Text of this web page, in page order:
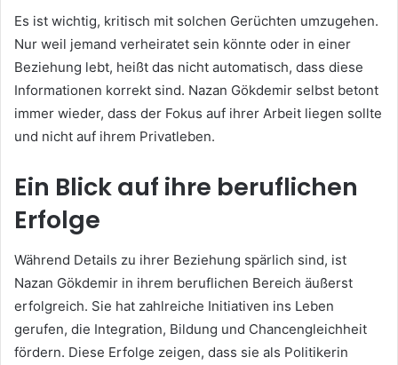
Es ist wichtig, kritisch mit solchen Gerüchten umzugehen.
Nur weil jemand verheiratet sein könnte oder in einer
Beziehung lebt, heißt das nicht automatisch, dass diese
Informationen korrekt sind. Nazan Gökdemir selbst betont
immer wieder, dass der Fokus auf ihrer Arbeit liegen sollte
und nicht auf ihrem Privatleben.
Ein Blick auf ihre beruflichen
Erfolge
Während Details zu ihrer Beziehung spärlich sind, ist
Nazan Gökdemir in ihrem beruflichen Bereich äußerst
erfolgreich. Sie hat zahlreiche Initiativen ins Leben
gerufen, die Integration, Bildung und Chancengleichheit
fördern. Diese Erfolge zeigen, dass sie als Politikerin